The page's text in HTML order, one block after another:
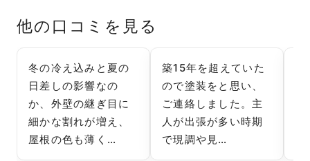
他の口コミを見る
冬の冷え込みと夏の
日差しの影響なの
か、外壁の継ぎ目に
細かな割れが増え、
屋根の色も薄く…
築15年を超えていた
ので塗装をと思い、
ご連絡しました。主
人が出張が多い時期
で現調や見…